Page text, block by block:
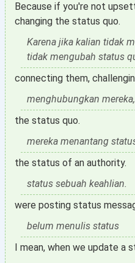
Because if you're not
changing the status quo.
Karena jika kalian tidak
tidak mengubah status
connecting them,
menghubungkan
the status quo.
mereka menantang
the status of an authority.
status sebuah keahlian.
were posting status
belum menulis status
I mean, when we update a